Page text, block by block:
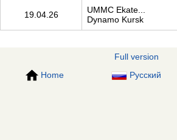
19.04.26
UMMC Ekate...
Dynamo Kursk
Full version
Home
Русский